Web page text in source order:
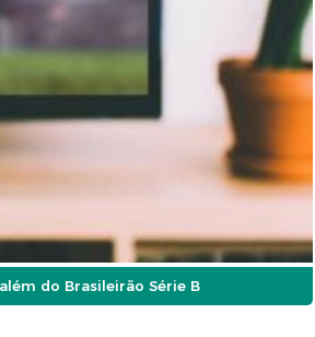
do Brasileirão Série B